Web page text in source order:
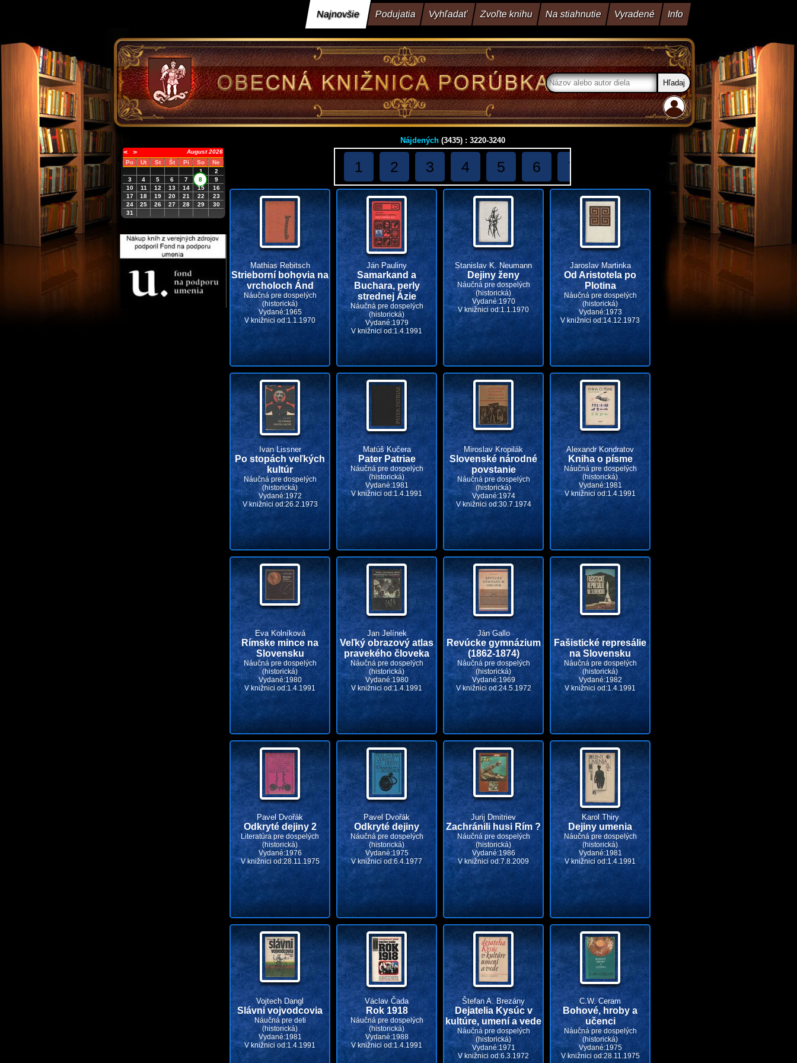
Najnovšie Podujatia Vyhľadať Zvoľte knihu Na stiahnutie Vyradené Info
< >
August 2026
Po
Ut St Št Pi So
Ne
1
2
3
4 5 6 7 8
9
10
11 12 13 14 15
16
17
18 19 20 21 22
23
24
25 26 27 28 29
30
31
Nájdených(3435) : 3220-3240
1 2 3 4 5 6 7 10 11 12
Mathias Rebitsch
Strieborní bohovia na
vrcholoch Ánd
Náučná pre dospelých
(historická)
Vydané:1965
V knižnici od:1.1.1970
Ján Pauliny
Samarkand a
Buchara, perly
strednej Ázie
Náučná pre dospelých
(historická)
Vydané:1979
V knižnici od:1.4.1991
Stanislav K. Neumann
Dejiny ženy
Náučná pre dospelých
(historická)
Vydané:1970
V knižnici od:1.1.1970
Jaroslav Martinka
Od Aristotela po
Plotina
Náučná pre dospelých
(historická)
Vydané:1973
V knižnici od:14.12.1973
Ivan Lissner
Po stopách veľkých
kultúr
Náučná pre dospelých
(historická)
Vydané:1972
V knižnici od:26.2.1973
Matúš Kučera
Pater Patriae
Náučná pre dospelých
(historická)
Vydané:1981
V knižnici od:1.4.1991
Miroslav Kropilák
Slovenské národné
povstanie
Náučná pre dospelých
(historická)
Vydané:1974
V knižnici od:30.7.1974
Alexandr Kondratov
Kniha o písme
Náučná pre dospelých
(historická)
Vydané:1981
V knižnici od:1.4.1991
Eva Kolníková
Rímske mince na
Slovensku
Náučná pre dospelých
(historická)
Vydané:1980
V knižnici od:1.4.1991
Jan Jelínek
Veľký obrazový atlas
pravekého človeka
Náučná pre dospelých
(historická)
Vydané:1980
V knižnici od:1.4.1991
Ján Gallo
Revúcke gymnázium
(1862-1874)
Náučná pre dospelých
(historická)
Vydané:1969
V knižnici od:24.5.1972
Fašistické represálie
na Slovensku
Náučná pre dospelých
(historická)
Vydané:1982
V knižnici od:1.4.1991
Pavel Dvořák
Odkryté dejiny 2
Literatúra pre dospelých
(historická)
Vydané:1976
V knižnici od:28.11.1975
Pavel Dvořák
Odkryté dejiny
Náučná pre dospelých
(historická)
Vydané:1975
V knižnici od:6.4.1977
Jurij Dmitriev
Zachránili husi Rím ?
Náučná pre dospelých
(historická)
Vydané:1986
V knižnici od:7.8.2009
Karol Thiry
Dejiny umenia
Náučná pre dospelých
(historická)
Vydané:1981
V knižnici od:1.4.1991
Vojtech Dangl
Slávni vojvodcovia
Náučná pre deti
(historická)
Vydané:1981
V knižnici od:1.4.1991
Václav Čada
Rok 1918
Náučná pre dospelých
(historická)
Vydané:1988
V knižnici od:1.4.1991
Štefan A. Brezány
Dejatelia Kysúc v
kultúre, umení a vede
Náučná pre dospelých
(historická)
Vydané:1971
V knižnici od:6.3.1972
C.W. Ceram
Bohové, hroby a
učenci
Náučná pre dospelých
(historická)
Vydané:1975
V knižnici od:28.11.1975